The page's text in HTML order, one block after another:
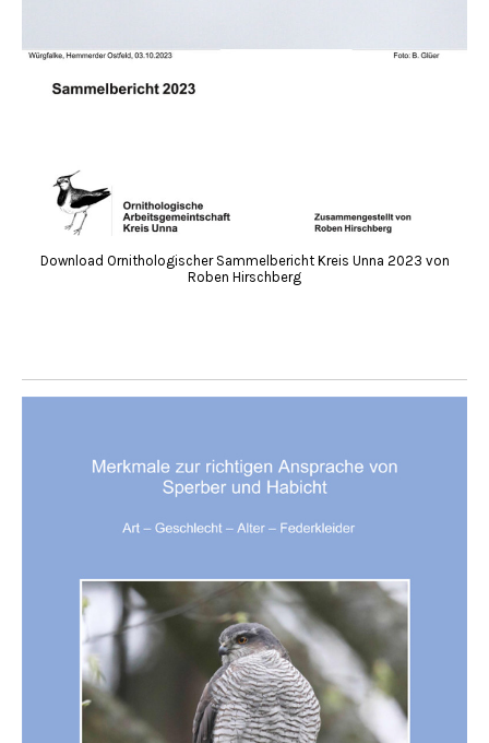
Download Ornithologischer Sammelbericht Kreis Unna 2023 von
Roben Hirschberg